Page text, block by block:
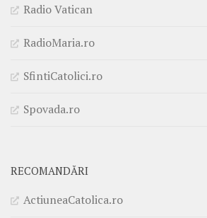
Radio Vatican
RadioMaria.ro
SfintiCatolici.ro
Spovada.ro
RECOMANDĂRI
ActiuneaCatolica.ro